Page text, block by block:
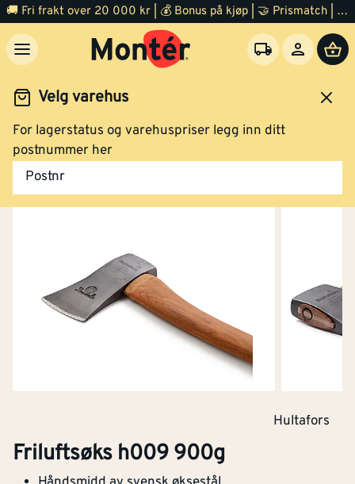
🚚 Fri frakt over 20 000 kr | 💰 Bonus på kjøp | 🤝 Prismatch | ⭐ 100% fornøyd garanti | 🏪 140 byggevarehus
Velg varehus
For lagerstatus og varehuspriser legg inn ditt
postnummer her
Postnr
Outlet diverse
Hultafors
Friluftsøks h009 900g